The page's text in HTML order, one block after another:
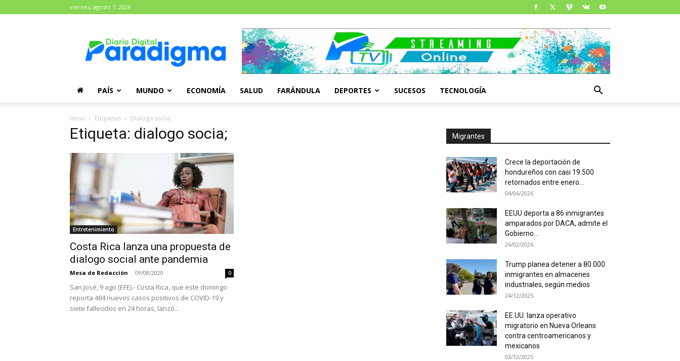
viernes, agosto 7, 2026
Paradigma
PAÍS MUNDO ECONOMÍA SALUD FARÁNDULA DEPORTES SUCESOS TECNOLOGÍA
Inicio Etiquetas Dialogo socia;
Etiqueta: dialogo socia;
Entretenimiento
Costa Rica lanza una propuesta de
dialogo social ante pandemia
Mesa de Redacción - 09/08/2020 0
San José, 9 ago (EFE).- Costa Rica, que este domingo
reporta 484 nuevos casos positivos de COVID-19 y
siete fallecidos en 24 horas, lanzó...
Migrantes
Crece la deportación de
hondureños con casi 19.500
retornados entre enero...
04/06/2026
EEUU deporta a 86 inmigrantes
amparados por DACA, admite el
Gobierno...
26/02/2026
Trump planea detener a 80.000
inmigrantes en almacenes
industriales, según medios
24/12/2025
EE.UU. lanza operativo
migratorio en Nueva Orleans
contra centroamericanos y
mexicanos
03/12/2025